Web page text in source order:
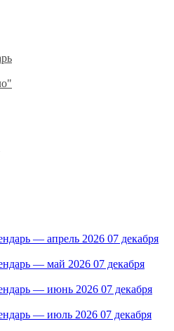
— апрель 2026 07 декабря
— май 2026 07 декабря
— июнь 2026 07 декабря
— июль 2026 07 декабря